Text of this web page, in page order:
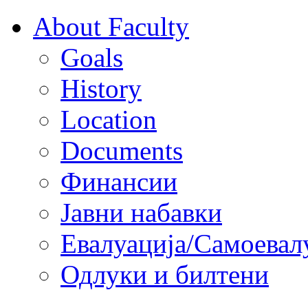
About Faculty
Goals
History
Location
Documents
Финансии
Јавни набавки
Евалуација/
Одлуки и билтени